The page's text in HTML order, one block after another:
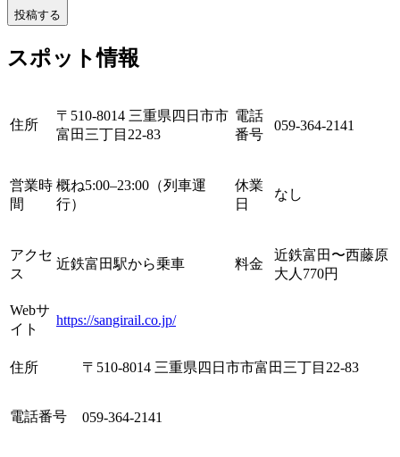
投稿する
スポット情報
住所
〒510-8014 三重県四日市市
富田三丁目22-83
電話
番号
059-364-2141
営業時
間
概ね5:00–23:00（列車運
行）
休業
日
なし
アクセ
ス
近鉄富田駅から乗車 料金
近鉄富田〜西藤原
大人770円
Webサ
イト
https://sangirail.co.jp/
住所 〒510-8014 三重県四日市市富田三丁目22-83
電話番号 059-364-2141